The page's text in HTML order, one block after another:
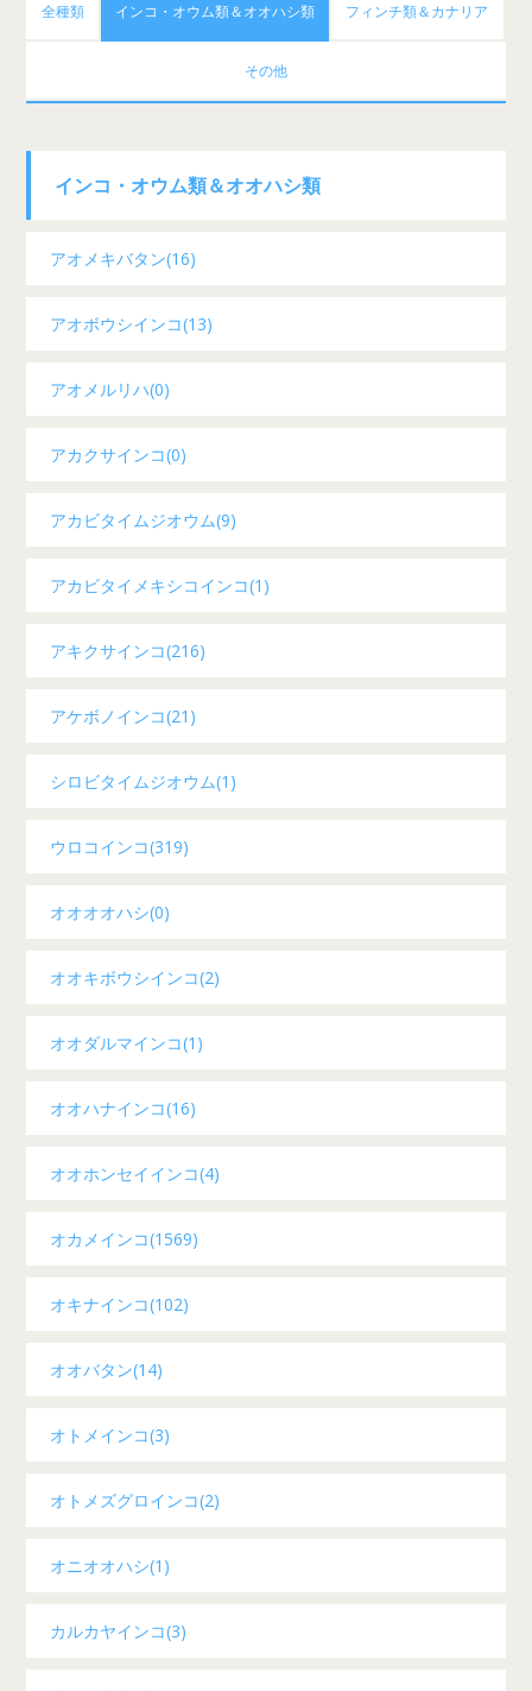
全種類 インコ・オウム類＆オオハシ類 フィンチ類＆カナリア
その他
インコ・オウム類＆オオハシ類
アオメキバタン(16)
アオボウシインコ(13)
アオメルリハ(0)
アカクサインコ(0)
アカビタイムジオウム(9)
アカビタイメキシコインコ(1)
アキクサインコ(216)
アケボノインコ(21)
シロビタイムジオウム(1)
ウロコインコ(319)
オオオオハシ(0)
オオキボウシインコ(2)
オオダルマインコ(1)
オオハナインコ(16)
オオホンセイインコ(4)
オカメインコ(1569)
オキナインコ(102)
オオバタン(14)
オトメインコ(3)
オトメズグロインコ(2)
オニオオハシ(1)
カルカヤインコ(3)